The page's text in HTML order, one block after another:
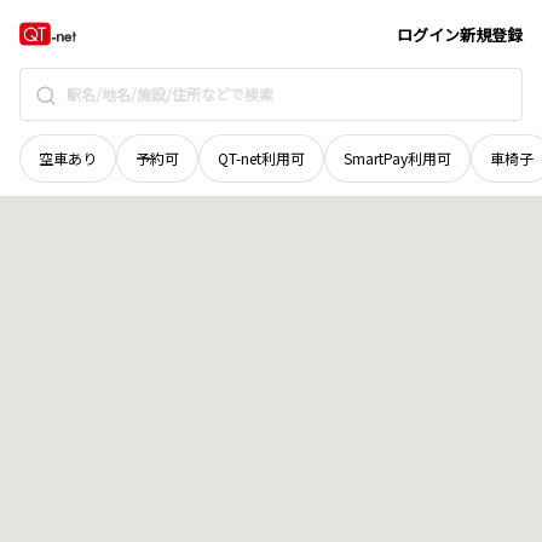
ログイン新規登録
空車あり 予約可 QT-net利用可 SmartPay利用可 車椅子
茨城県